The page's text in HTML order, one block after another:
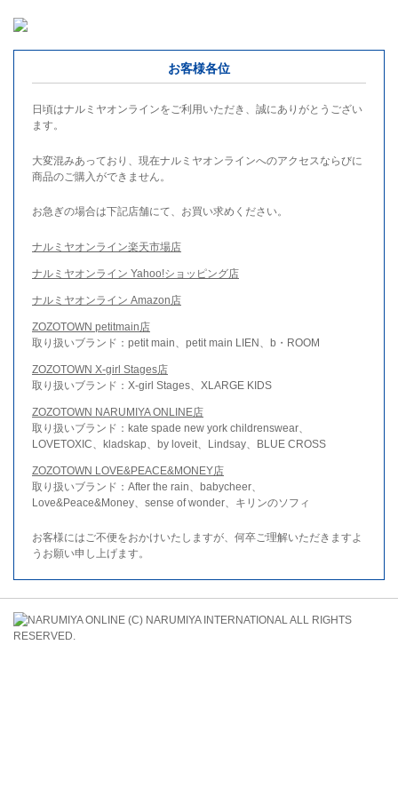
お客様各位
日頃はナルミヤオンラインをご利用いただき、誠にありがとうござい
ます。
大変混みあっており、現在ナルミヤオンラインへのアクセスならびに
商品のご購入ができません。
お急ぎの場合は下記店舗にて、お買い求めください。
ナルミヤオンライン楽天市場店
ナルミヤオンライン Yahoo!ショッピング店
ナルミヤオンライン Amazon店
ZOZOTOWN petitmain店
取り扱いブランド：petit main、petit main LIEN、b・ROOM
ZOZOTOWN X-girl Stages店
取り扱いブランド：X-girl Stages、XLARGE KIDS
ZOZOTOWN NARUMIYA ONLINE店
取り扱いブランド：kate spade new york childrenswear、
LOVETOXIC、kladskap、by loveit、Lindsay、BLUE CROSS
ZOZOTOWN LOVE&PEACE&MONEY店
取り扱いブランド：After the rain、babycheer、
Love&Peace&Money、sense of wonder、キリンのソフィ
お客様にはご不便をおかけいたしますが、何卒ご理解いただきますよ
うお願い申し上げます。